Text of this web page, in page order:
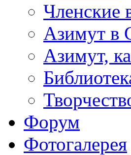
Членские
Азимут
Азимут,
Форум
Фотогалерея